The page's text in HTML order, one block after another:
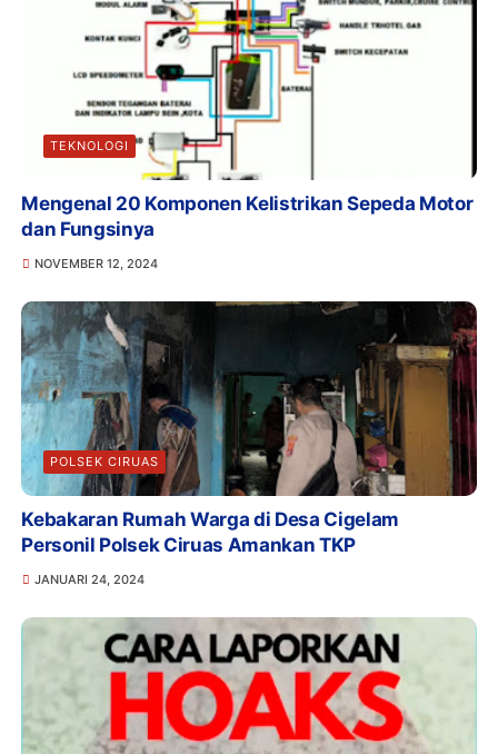
TEKNOLOGI
Mengenal 20 Komponen Kelistrikan Sepeda Motor
dan Fungsinya
NOVEMBER 12, 2024
POLSEK CIRUAS
Kebakaran Rumah Warga di Desa Cigelam
Personil Polsek Ciruas Amankan TKP
JANUARI 24, 2024